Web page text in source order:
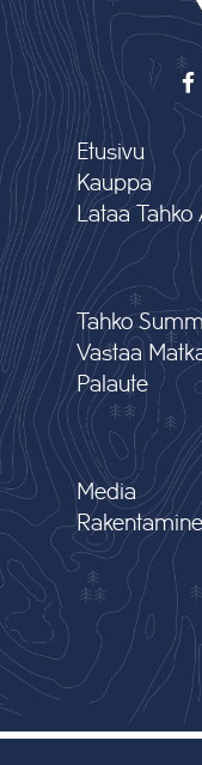
Etusivu
Kauppa
Lataa Tahko
Tahko
Vastaa
Palaute
Media